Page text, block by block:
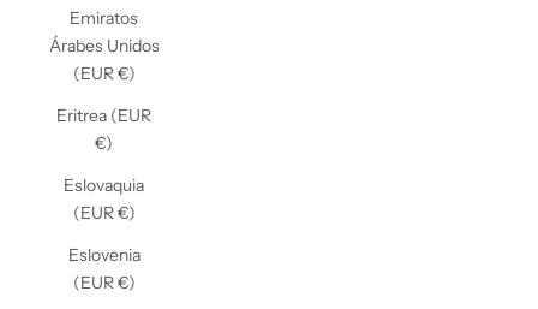
Emiratos
Árabes Unidos
(EUR €)
Eritrea (EUR
€)
Eslovaquia
(EUR €)
Eslovenia
(EUR €)